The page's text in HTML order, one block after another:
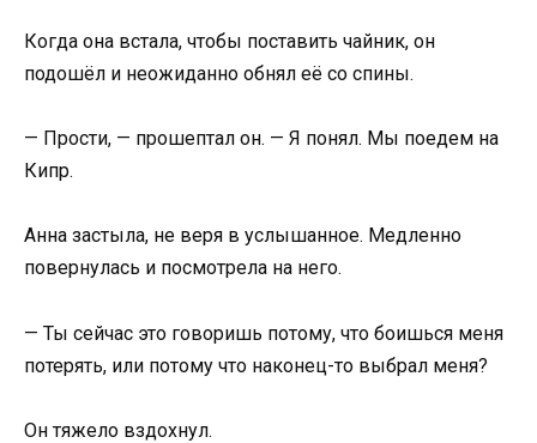
Когда она встала, чтобы поставить чайник, он
подошёл и неожиданно обнял её со спины.
— Прости, — прошептал он. — Я понял. Мы поедем на
Кипр.
Анна застыла, не веря в услышанное. Медленно
повернулась и посмотрела на него.
— Ты сейчас это говоришь потому, что боишься меня
потерять, или потому что наконец-то выбрал меня?
Он тяжело вздохнул.